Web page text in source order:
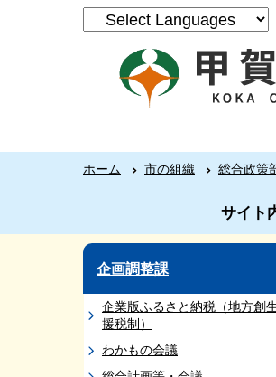
ホーム 市の組織 総合政策
サイト
企画調整課
企業版ふるさと納税（地方創
援税制）
わかもの会議